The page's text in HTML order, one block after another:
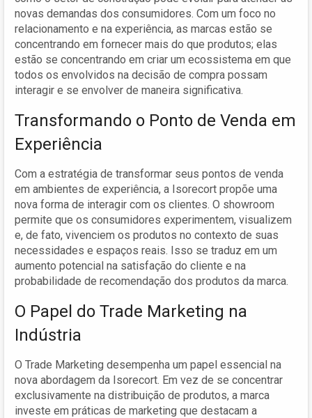
novas demandas dos consumidores. Com um foco no
relacionamento e na experiência, as marcas estão se
concentrando em fornecer mais do que produtos; elas
estão se concentrando em criar um ecossistema em que
todos os envolvidos na decisão de compra possam
interagir e se envolver de maneira significativa.
Transformando o Ponto de Venda em
Experiência
Com a estratégia de transformar seus pontos de venda
em ambientes de experiência, a Isorecort propõe uma
nova forma de interagir com os clientes. O showroom
permite que os consumidores experimentem, visualizem
e, de fato, vivenciem os produtos no contexto de suas
necessidades e espaços reais. Isso se traduz em um
aumento potencial na satisfação do cliente e na
probabilidade de recomendação dos produtos da marca.
O Papel do Trade Marketing na
Indústria
O Trade Marketing desempenha um papel essencial na
nova abordagem da Isorecort. Em vez de se concentrar
exclusivamente na distribuição de produtos, a marca
investe em práticas de marketing que destacam a